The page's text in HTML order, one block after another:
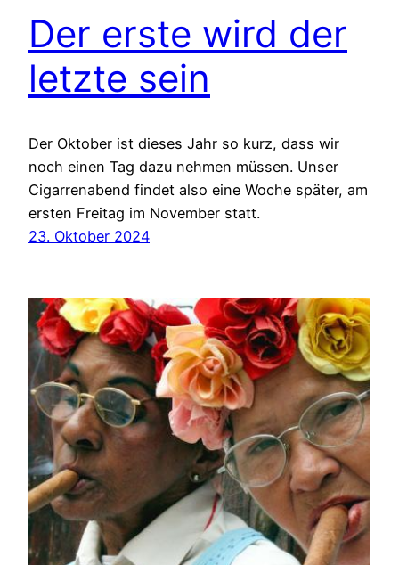
Der erste wird der
letzte sein
Der Oktober ist dieses Jahr so kurz, dass wir
noch einen Tag dazu nehmen müssen. Unser
Cigarrenabend findet also eine Woche später, am
ersten Freitag im November statt.
23. Oktober 2024